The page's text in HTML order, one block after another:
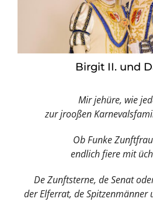
Birgit II. und
Mir jehüre, wie
zur jrooßen
Ob Funke
endlich fiere mit
De Zunftsterne, de Senat
der Elferrat, de Spitzenmänner